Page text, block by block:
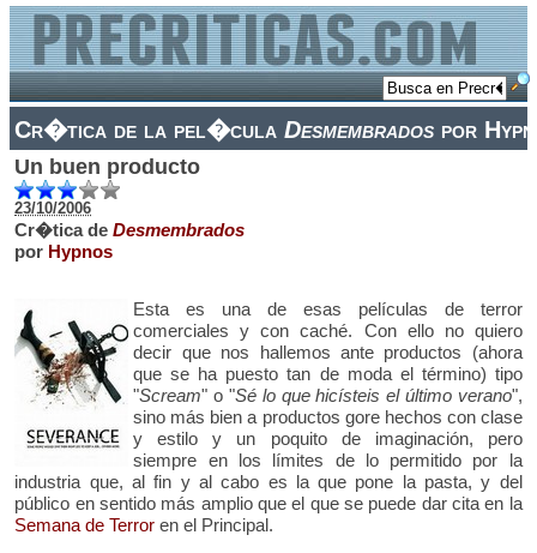
Cr�tica de la pel�cula Desmembrados por
Un buen producto
23/10/2006
Cr�tica deDesmembrados
por Hypnos
Esta es una de esas películas de terror
comerciales y con caché. Con ello no quiero
decir que nos hallemos ante productos (ahora
que se ha puesto tan de moda el término) tipo
"Scream" o "Sé lo que hicísteis el último verano",
sino más bien a productos gore hechos con clase
y estilo y un poquito de imaginación, pero
siempre en los límites de lo permitido por la
industria que, al fin y al cabo es la que pone la pasta, y del
público en sentido más amplio que el que se puede dar cita en la
Semana de Terror en el Principal.